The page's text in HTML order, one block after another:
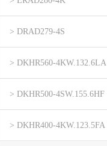
> DRAD279-4S
> DKHR560-4KW.132.6LA
> DKHR500-4SW.155.6HF
> DKHR400-4KW.123.5FA